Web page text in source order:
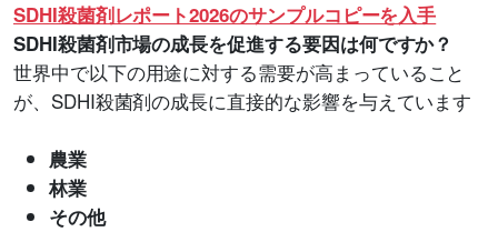
SDHI殺菌剤レポート2026のサンプルコピーを入手
SDHI殺菌剤市場の成長を促進する要因は何ですか？
世界中で以下の用途に対する需要が高まっていること
が、SDHI殺菌剤の成長に直接的な影響を与えています
農業
林業
その他